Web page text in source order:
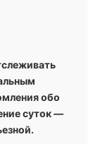
обо
суток —